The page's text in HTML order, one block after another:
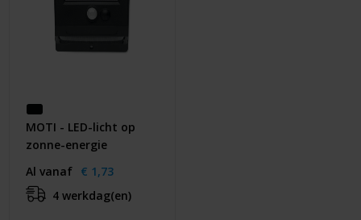
MOTI - LED-licht op
zonne-energie
Al vanaf € 1,73
4 werkdag(en)